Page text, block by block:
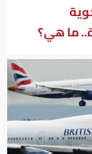
ما هي؟